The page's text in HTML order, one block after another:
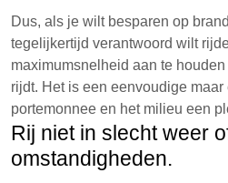
Dus, als je wilt besparen op
tegelijkertijd verantwoord wilt
maximumsnelheid aan te
rijdt. Het is een eenvoudige
portemonnee en het milieu een
Rij niet in slecht weer
omstandigheden.